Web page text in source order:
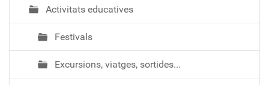
Activitats educatives
Festivals
Excursions, viatges, sortides...